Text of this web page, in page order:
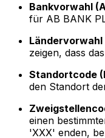
Bankvorwahl
für AB BANK
Ländervorwahl
zeigen, dass
Standortcode
den Standort
einen
'XXX' enden,